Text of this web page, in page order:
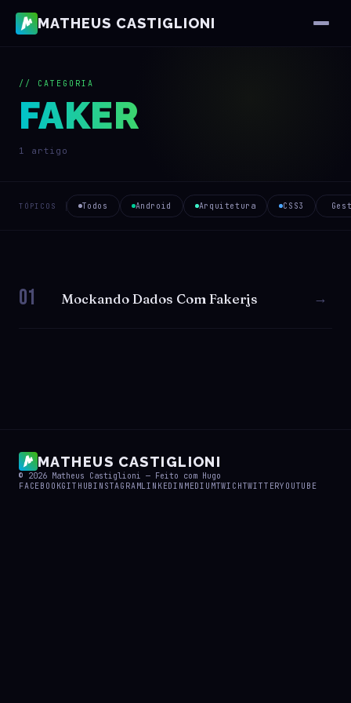
MATHEUS CASTIGLIONI
// CATEGORIA
FAKER
1 artigo
TÓPICOS Todos Android Arquitetura CSS3
01 Mockando Dados Com Fakerjs →
MATHEUS CASTIGLIONI
© 2026 Matheus Castiglioni — Feito com Hugo
FACEBOOKGITHUBINSTAGRAMLINKEDIN MEDIUMTWICHTWITTERYOUTUBE